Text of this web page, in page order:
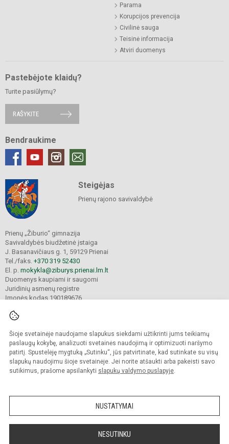
Šioje svetainėje naudojame slapukus siekdami užtikrinti jums teikiamų
paslaugų kokybę, analizuoti svetainės naudojimą ir optimizuoti naršymo
patirtį. Spustelėję mygtuką „Sutinku“, jūs patvirtinate, kad sutinkate su visų
slapukų naudojimu šioje svetainėje. Jei norite atšaukti arba pakeisti savo
sutikimus, prašome apsilankyti slapukų valdymo puslapyje.
NUSTATYMAI
NESUTINKU
Parama
Korupcijos prevencija
Civilinė sauga
Teisinė informacija
Atviri duomenys
Pastebėjote klaidų?
Turite pasiūlymų?
RAŠYKITE
Bendraukime
Steigėjas
Prienų rajono savivaldybė
Prienų „Žiburio“ gimnazija
Savivaldybės biudžetinė įstaiga
J. Basanavičiaus g. 1, 59129 Prienai
Tel./faks. +370 319 52430
El. p. mokykla@ziburys.prienai.lm.lt
Duomenys kaupiami ir saugomi
Juridinių asmenų registre
Įmonės kodas 190189676
© 2023 Prienų "Žiburio" gimnazija. Visos teisės saugomos.
Kopijuoti turinį be raštiško gimnazijos sutikimo griežtai draudžiama.
Versija neįgaliesiems Slapukų politika
Sumanus būdas atnaujinti